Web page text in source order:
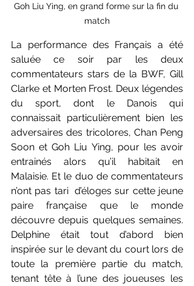
Goh Liu Ying, en grand forme sur la fin du
match
La performance des Français a été
saluée ce soir par les deux
commentateurs stars de la BWF, Gill
Clarke et Morten Frost. Deux légendes
du sport, dont le Danois qui
connaissait particulièrement bien les
adversaires des tricolores, Chan Peng
Soon et Goh Liu Ying, pour les avoir
entrainés alors qu’il habitait en
Malaisie. Et le duo de commentateurs
n’ont pas tari  d’éloges sur cette jeune
paire française que le monde
découvre depuis quelques semaines.
Delphine était tout d’abord bien
inspirée sur le devant du court lors de
toute la première partie du match,
tenant tête à l’une des joueuses les